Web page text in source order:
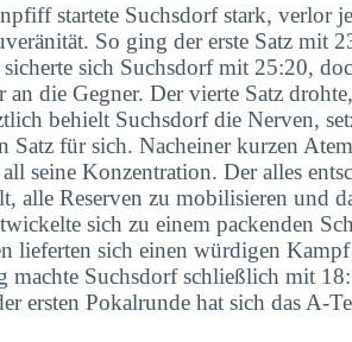
startete Suchsdorf stark, verlor
So ging der erste Satz mit
sicherte sich Suchsdorf mit 25:20,
an die Gegner. Der vierte Satz
behielt Suchsdorf die Nerven,
Satz für sich. Nacheiner kurzen
seine Konzentration. Der alles
alle Reserven zu mobilisieren und
sich zu einem packenden
lieferten sich einen würdigen
machte Suchsdorf schließlich mit
ersten Pokalrunde hat sich das A-